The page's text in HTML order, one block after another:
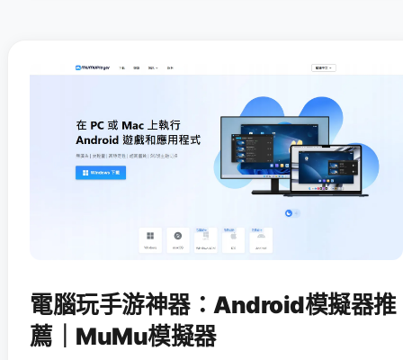
電腦玩手游神器：Android模擬器推
薦｜MuMu模擬器